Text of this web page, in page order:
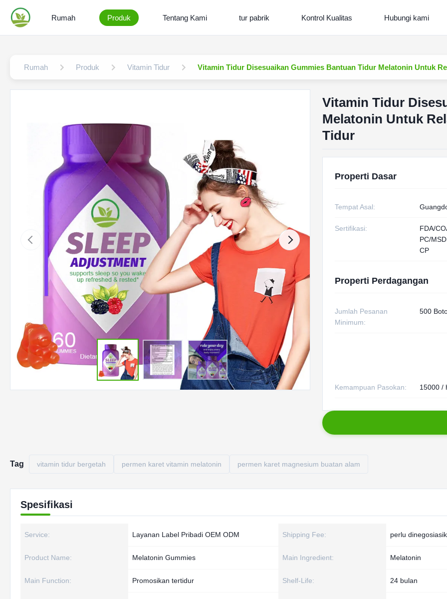
Rumah Produk Tentang Kami tur pabrik Kontrol Kualitas Hubungi kami
Rumah Produk Vitamin Tidur Vitamin Tidur Disesuaikan Gummies Bantuan Tidur Melatonin Untuk
Vitamin Tidur
Melatonin Untuk
Tidur
Properti Dasar
Tempat Asal:
Sertifikasi:
FDA/
PC/
CP
Properti Perdagangan
Jumlah Pesanan
Minimum:
500
Kemampuan Pasokan: 15000 /
Tag vitamin tidur bergetah permen karet vitamin melatonin permen karet magnesium buatan alam
Spesifikasi
Service: Layanan Label Pribadi OEM ODM Shipping Fee: perlu
Product Name: Melatonin Gummies Main Ingredient: Melatonin
Main Function: Promosikan tertidur Shelf-Life: 24 bulan